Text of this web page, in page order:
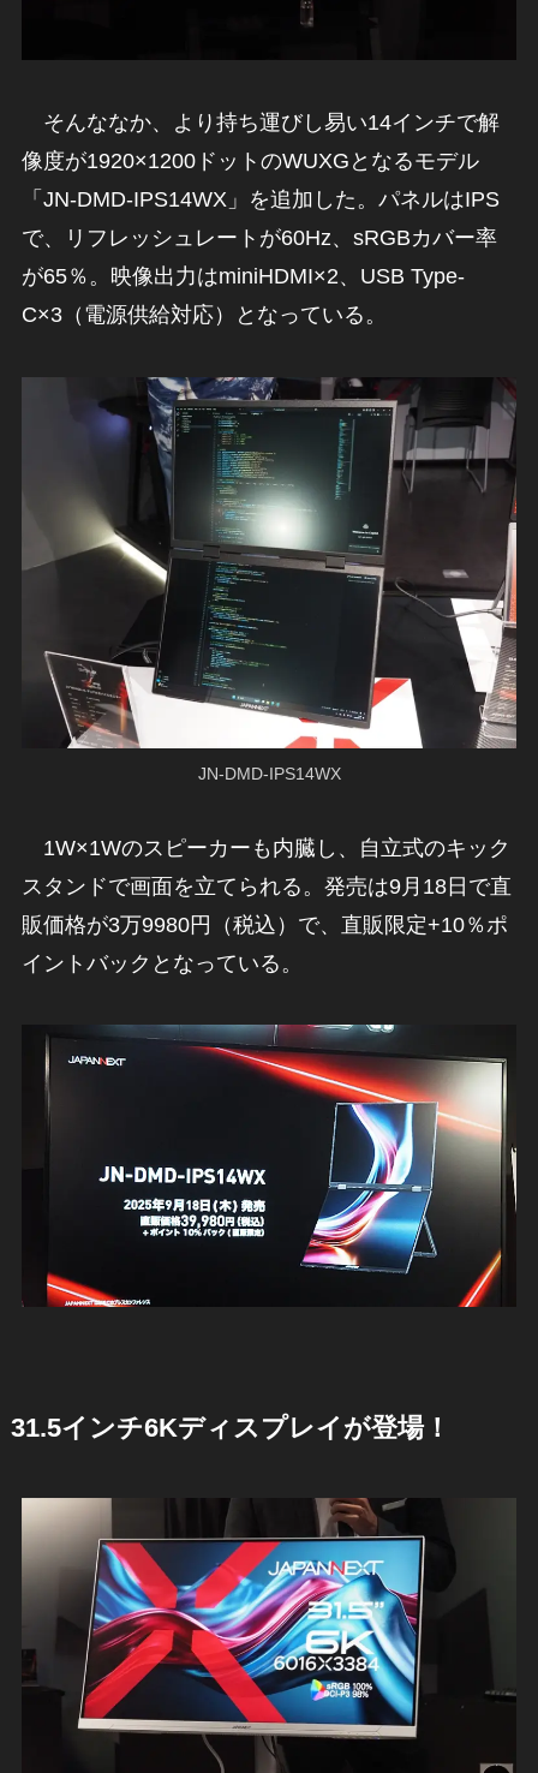
そんななか、より持ち運びし易い14インチで解
像度が1920×1200ドットのWUXGとなるモデル
「JN-DMD-IPS14WX」を追加した。パネルはIPS
で、リフレッシュレートが60Hz、sRGBカバー率
が65％。映像出力はminiHDMI×2、USB Type-
C×3（電源供給対応）となっている。
JN-DMD-IPS14WX
1W×1Wのスピーカーも内臓し、自立式のキック
スタンドで画面を立てられる。発売は9月18日で直
販価格が3万9980円（税込）で、直販限定+10％ポ
イントバックとなっている。
31.5インチ6Kディスプレイが登場！